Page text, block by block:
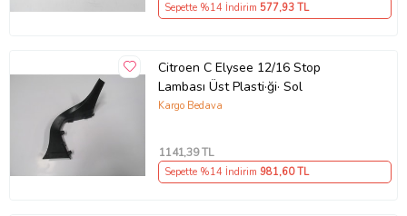
Sepette %14 İndirim 577,93 TL
Citroen C Elysee 12/16 Stop
Lambası Üst Plasti·ği· Sol
Kargo Bedava
1141,39 TL
Sepette %14 İndirim 981,60 TL